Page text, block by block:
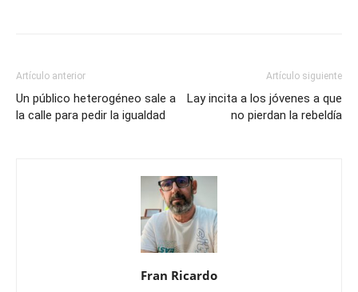
Artículo anterior
Un público heterogéneo sale a
la calle para pedir la igualdad
Artículo siguiente
Lay incita a los jóvenes a que
no pierdan la rebeldía
Fran Ricardo